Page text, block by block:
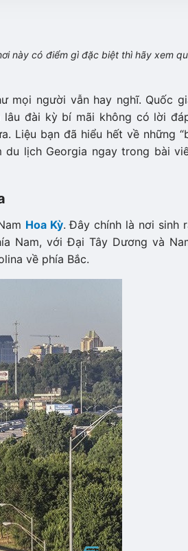
này có điểm gì đặc biệt thì hãy xem
mọi người vẫn hay nghĩ. Quốc
lâu đài kỳ bí mãi không có lời
Liệu bạn đã hiểu hết về những
du lịch Georgia ngay trong bài
Hoa Kỳ. Đây chính là nơi sinh
Nam, với Đại Tây Dương và
về phía Bắc.